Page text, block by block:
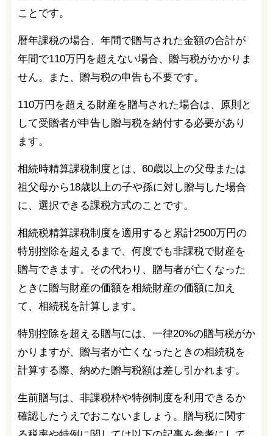
ことです。
暦年課税の場合、年間で贈与された金額の合計が
年間で110万円を超えない場合、贈与税がかかりま
せん。また、贈与税の申告も不要です。
110万円を超える財産を贈与された場合は、原則と
して受贈者が申告し贈与税を納付する必要があり
ます。
相続時精算課税制度とは、60歳以上の父母または
祖父母から18歳以上の子や孫に対し贈与した場合
に、選択できる課税方式のことです。
相続税精算課税制度を適用すると累計2500万円の
特別控除を超えるまで、何度でも非課税で財産を
贈与できます。その代わり、贈与者が亡くなった
ときに贈与財産の価額を相続財産の価額に加え
て、相続税を計算します。
特別控除を超える贈与には、一律20%の贈与税がか
かりますが、贈与者が亡くなったときの相続税を
計算する際、納めた贈与税額は差し引かれます。
生前贈与は、非課税枠や特例制度を利用できるか
確認したうえでおこないましょう。贈与税に関す